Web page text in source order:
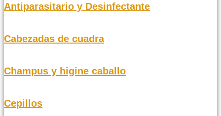
Antiparasitario y Desinfectante
Cabezadas de cuadra
Champus y higine caballo
Cepillos